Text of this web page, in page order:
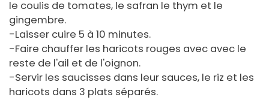
le coulis de tomates, le safran le thym et le
gingembre.
-Laisser cuire 5 à 10 minutes.
-Faire chauffer les haricots rouges avec avec le
reste de l'ail et de l'oignon.
-Servir les saucisses dans leur sauces, le riz et les
haricots dans 3 plats séparés.